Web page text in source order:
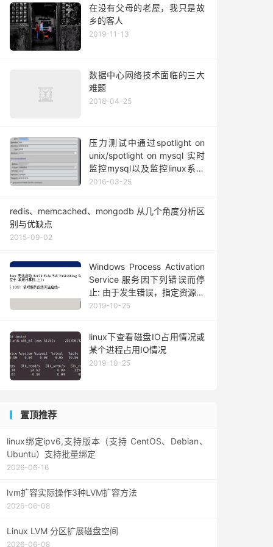
在没有父母的老屋，我只是故
乡的客人
2019-11-13
数据中心网络技术面临的三大
难题
2018-04-25
压力测试中通过spotlight on
unix/spotlight on mysql 实时
监控mysql以及监控linux系统
实时负载
2016-03-25
redis、memcached、mongodb 从几个角度分析区
别与优缺点
2015-09-02
Windows Process Activation
Service 服务因下列错误而停
止: 由于发生错误，指定资源管
理器中的事务支持未启动或已
2019-10-25
linux下查看磁盘IO占用情况或
某个进程占用IO情况
2019-10-25
置顶推荐
linux绑定ipv6,支持版本（支持 CentOS、Debian、
Ubuntu）支持批量绑定
2026-06-16
lvm扩容实际操作3种LVM扩容方法
2026-06-08
Linux LVM 分区扩展磁盘空间
2026-06-08